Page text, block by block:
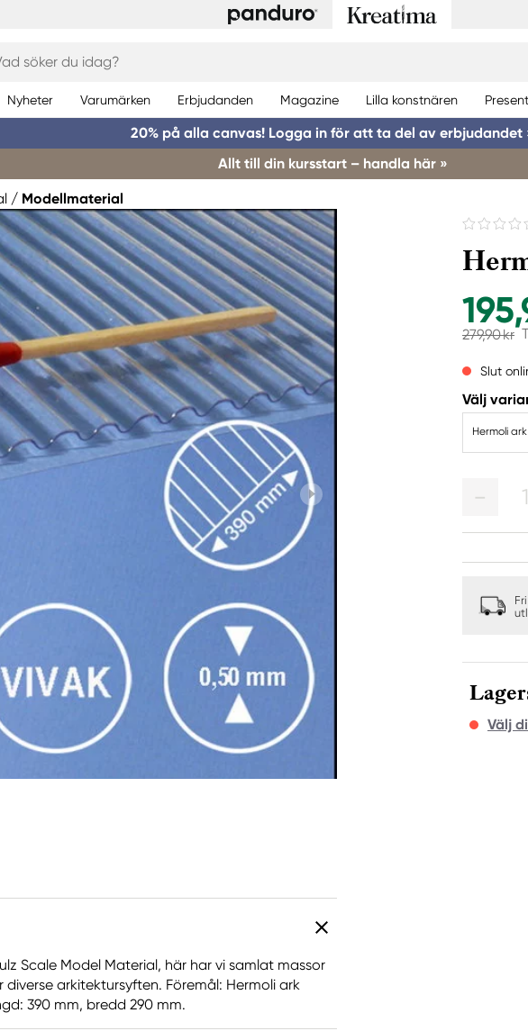
Nyheter Varumärken Erbjudanden Magazine Lilla konstnären
20% på alla canvas! Logga in för att ta del av erbjudandet
Allt till din kursstart – handla här »
Modellmaterial
279,90 kr
Slut
Välj
Hermoli
1
Välj
Scale Model Material, här har vi samlat massor
arkitektursyften. Föremål: Hermoli ark
390 mm, bredd 290 mm.